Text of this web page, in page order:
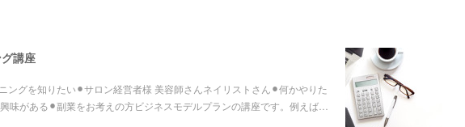
講座
ングを知りたい⚫︎サロン経営者様 美容師さんネイリストさん⚫︎何かやりた
味がある⚫︎副業をお考えの方ビジネスモデルプランの講座です。例えば…